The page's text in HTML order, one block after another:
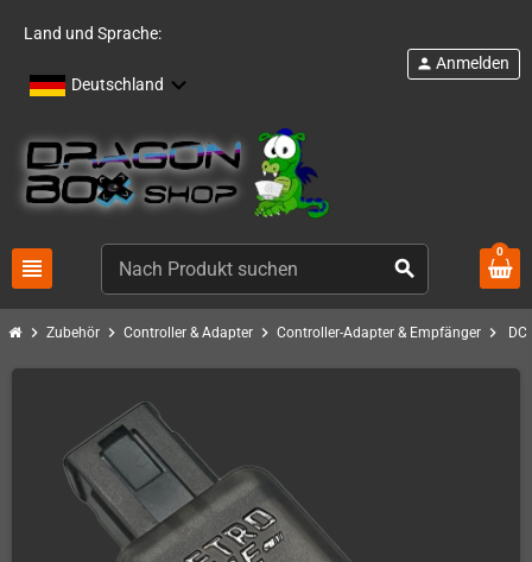
Land und Sprache:
Deutschland
view_headline search
person Anmelden
0
chevron_right Zubehör chevron_right Controller & Adapter chevron_right Controller-Adapter & Empfänger chevron_right